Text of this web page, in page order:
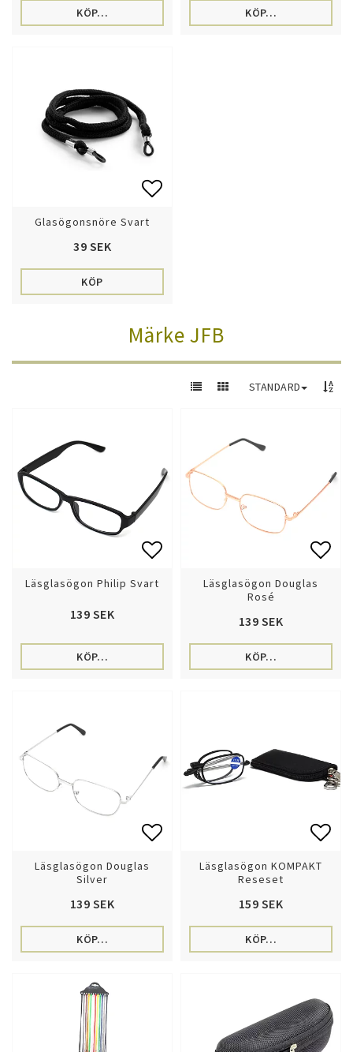
KÖP… KÖP…
Lägg till i favoritlistan
Glasögonsnöre Svart
39 SEK
KÖP
Märke JFB
STANDARD
Lägg till i favoritlistan
Läsglasögon Philip Svart
139 SEK
KÖP…
Läsglasögon Douglas
Rosé
139 SEK
KÖP…
Lägg till i favoritlistan
Läsglasögon Douglas
Silver
139 SEK
KÖP…
Läsglasögon KOMPAKT
Reseset
159 SEK
KÖP…